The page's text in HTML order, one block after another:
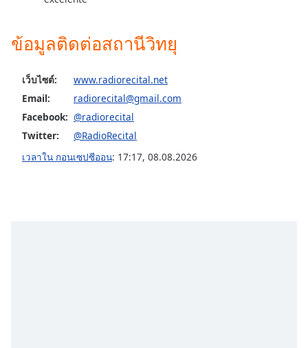
Caption
Background
Color
Opacity
ข้อมูลติดต่อสถานีวิทยุ
เว็บไซต์:
www.radiorecital.net
Email:
radiorecital@gmail.com
Facebook: @radiorecital
Twitter:
@RadioRecital
เวลาใน กอนเซปซีออน: 17:17, 08.08.2026